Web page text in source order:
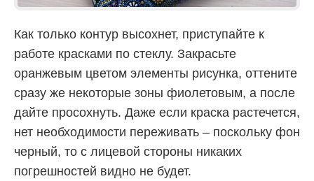
Как только контур высохнет, приступайте к
работе красками по стеклу. Закрасьте
оранжевым цветом элементы рисунка, оттените
сразу же некоторые зоны фиолетовым, а после
дайте просохнуть. Даже если краска растечется,
нет необходимости переживать – поскольку фон
черный, то с лицевой стороны никаких
погрешностей видно не будет.